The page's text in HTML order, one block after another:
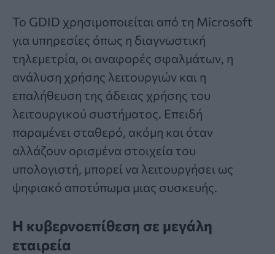
Το GDID χρησιμοποιείται από τη Microsoft
για υπηρεσίες όπως η διαγνωστική
τηλεμετρία, οι αναφορές σφαλμάτων, η
ανάλυση χρήσης λειτουργιών και η
επαλήθευση της άδειας χρήσης του
λειτουργικού συστήματος. Επειδή
παραμένει σταθερό, ακόμη και όταν
αλλάζουν ορισμένα στοιχεία του
υπολογιστή, μπορεί να λειτουργήσει ως
ψηφιακό αποτύπωμα μιας συσκευής.
Η κυβερνοεπίθεση σε μεγάλη
εταιρεία